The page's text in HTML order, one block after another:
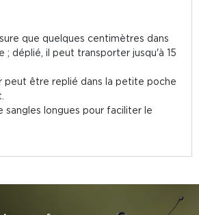
que quelques centimètres dans
; déplié, il peut transporter jusqu'à 15
peut être replié dans la petite poche
sangles longues pour faciliter le